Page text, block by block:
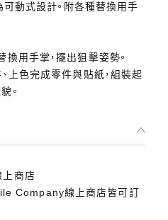
可動式設計。附各種替換用手
用手掌，擺出狙擊姿勢。
上色完成零件與貼紙，組裝起
。
商店
Company線上商店皆可訂